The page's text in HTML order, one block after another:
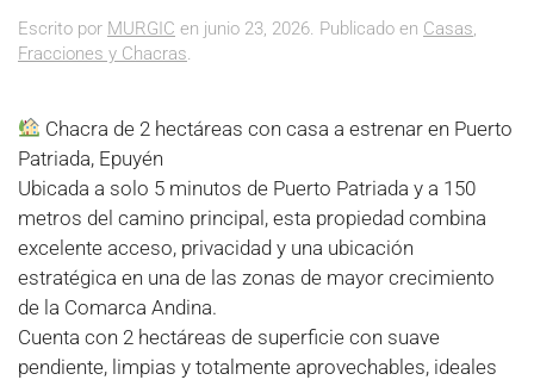
Escrito por MURGIC en junio 23, 2026 . Publicado en Casas
Fracciones y Chacras
Chacra de 2 hectáreas con casa a estrenar en Puerto
Patriada, Epuyén
Ubicada a solo 5 minutos de Puerto Patriada y a 150
metros del camino principal, esta propiedad combina
excelente acceso, privacidad y una ubicación
estratégica en una de las zonas de mayor crecimiento
de la Comarca Andina.
Cuenta con 2 hectáreas de superficie con suave
pendiente, limpias y totalmente aprovechables, ideales